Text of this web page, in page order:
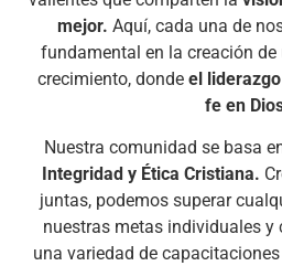
mejor. Aquí, cada una de
fundamental en la creación
crecimiento, donde el
fe en
Nuestra comunidad se basa
Integridad y Ética Cristiana.
juntas, podemos superar
nuestras metas individuales y
una variedad de